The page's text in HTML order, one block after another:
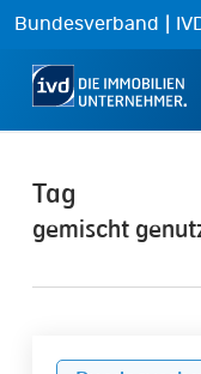
Skip
main
Bundesverband |
Tag
gemischt